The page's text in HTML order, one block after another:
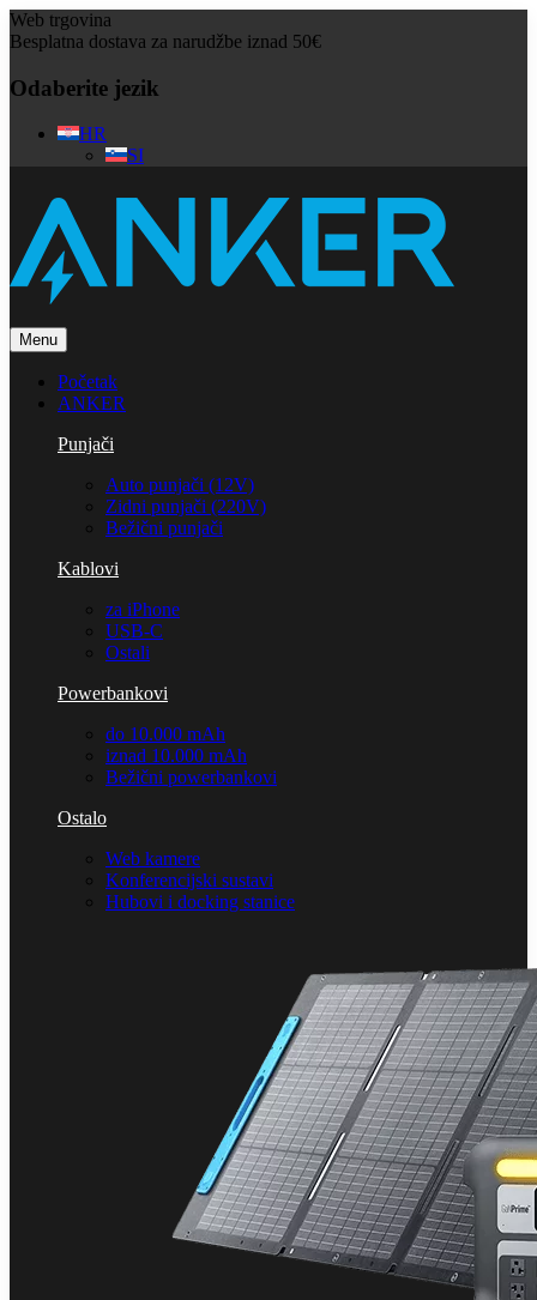
Web trgovina
Besplatna dostava za narudžbe iznad 50€
Odaberite jezik
HR
SI
Menu
Početak
ANKER
Punjači
Auto punjači (12V)
Zidni punjači (220V)
Bežični punjači
Kablovi
za iPhone
USB-C
Ostali
Powerbankovi
do 10.000 mAh
iznad 10.000 mAh
Bežični powerbankovi
Ostalo
Web kamere
Konferencijski sustavi
Hubovi i docking stanice